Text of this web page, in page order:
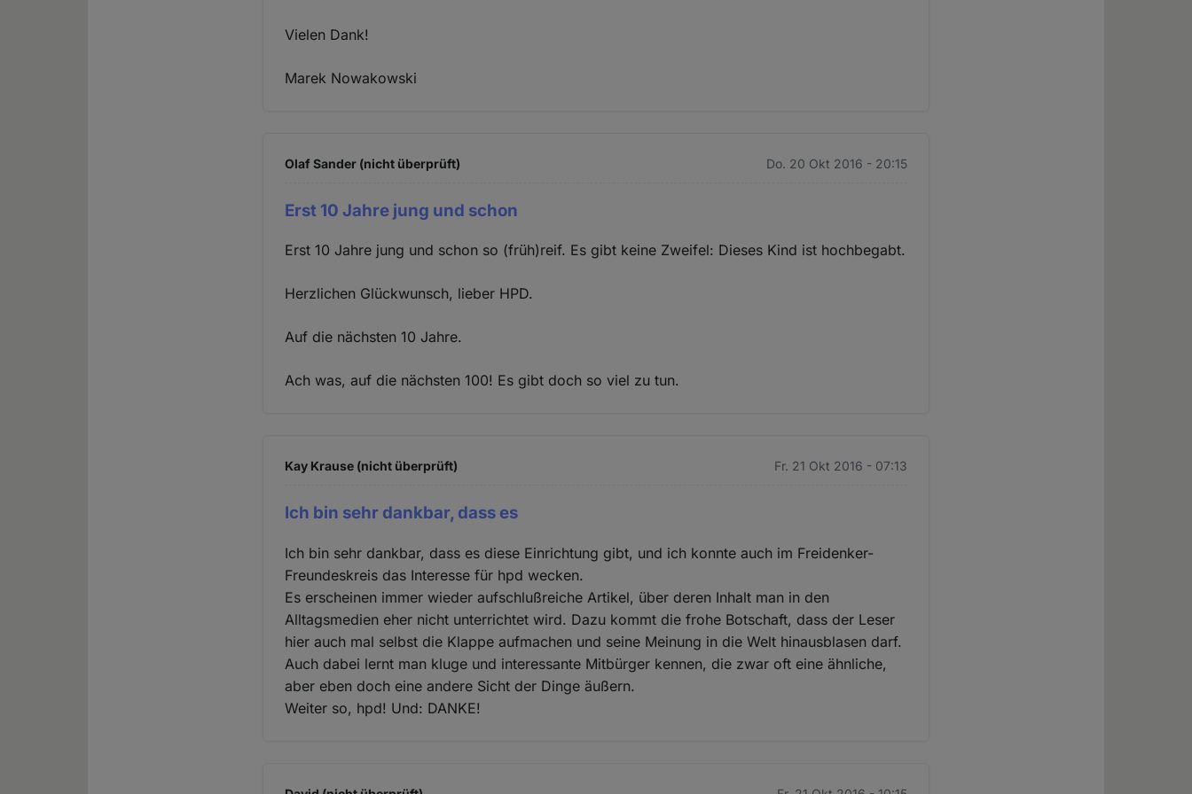
Vielen Dank!
Marek Nowakowski
Olaf Sander (nicht überprüft) Do. 20 Okt 2016 - 20:15
Erst 10 Jahre jung und schon
Erst 10 Jahre jung und schon so (früh)reif. Es gibt keine Zweifel: Dieses Kind ist hochbegabt.
Herzlichen Glückwunsch, lieber HPD.
Auf die nächsten 10 Jahre.
Ach was, auf die nächsten 100! Es gibt doch so viel zu tun.
Kay Krause (nicht überprüft) Fr. 21 Okt 2016 - 07:13
Ich bin sehr dankbar, dass es
Ich bin sehr dankbar, dass es diese Einrichtung gibt, und ich konnte auch im Freidenker-
Freundeskreis das Interesse für hpd wecken.
Es erscheinen immer wieder aufschlußreiche Artikel, über deren Inhalt man in den
Alltagsmedien eher nicht unterrichtet wird. Dazu kommt die frohe Botschaft, dass der Leser
hier auch mal selbst die Klappe aufmachen und seine Meinung in die Welt hinausblasen darf.
Auch dabei lernt man kluge und interessante Mitbürger kennen, die zwar oft eine ähnliche,
aber eben doch eine andere Sicht der Dinge äußern.
Weiter so, hpd! Und: DANKE!